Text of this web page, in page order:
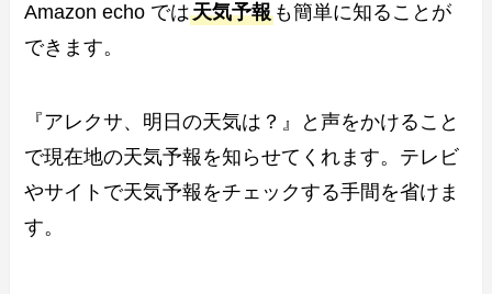
Amazon echo では天気予報 も簡単に知ることが
できます。
『アレクサ、明日の天気は？』と声をかけること
で現在地の天気予報を知らせてくれます。テレビ
やサイトで天気予報をチェックする手間を省けま
す。